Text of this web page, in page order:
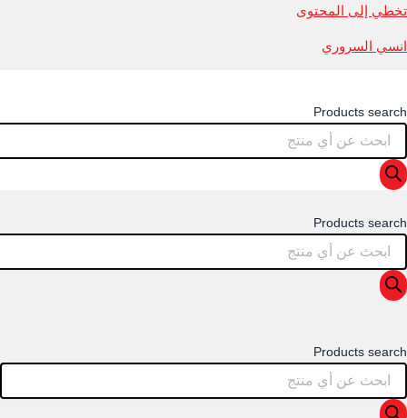
تخطي إلى المحتوى
انسي السروري
Products search
Products search
Products search